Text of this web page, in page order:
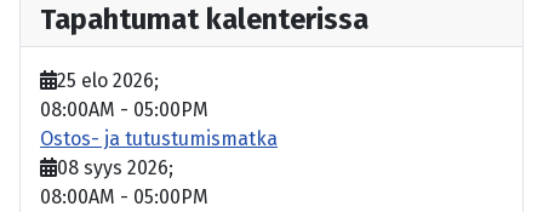
Tapahtumat kalenterissa
25 elo 2026;
08:00AM - 05:00PM
Ostos- ja tutustumismatka
08 syys 2026;
08:00AM - 05:00PM